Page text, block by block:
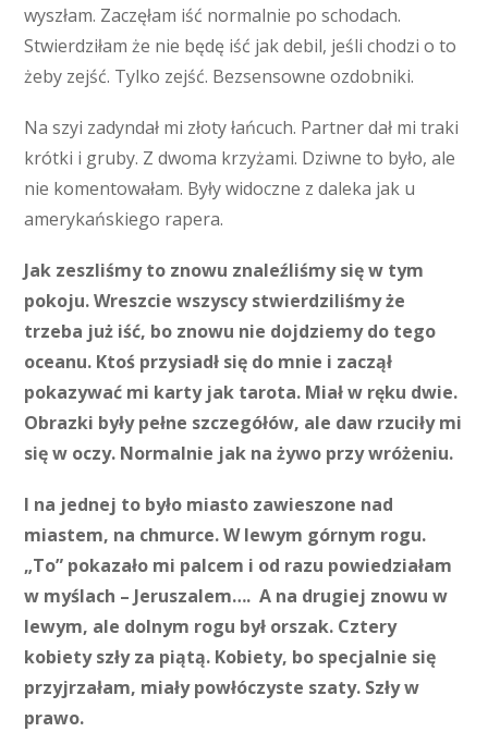
wyszłam. Zaczęłam iść normalnie po schodach.
Stwierdziłam że nie będę iść jak debil, jeśli chodzi o to
żeby zejść. Tylko zejść. Bezsensowne ozdobniki.
Na szyi zadyndał mi złoty łańcuch. Partner dał mi traki
krótki i gruby. Z dwoma krzyżami. Dziwne to było, ale
nie komentowałam. Były widoczne z daleka jak u
amerykańskiego rapera.
Jak zeszliśmy to znowu znaleźliśmy się w tym
pokoju. Wreszcie wszyscy stwierdziliśmy że
trzeba już iść, bo znowu nie dojdziemy do tego
oceanu. Ktoś przysiadł się do mnie i zaczął
pokazywać mi karty jak tarota. Miał w ręku dwie.
Obrazki były pełne szczegółów, ale daw rzuciły mi
się w oczy. Normalnie jak na żywo przy wróżeniu.
I na jednej to było miasto zawieszone nad
miastem, na chmurce. W lewym górnym rogu.
„To” pokazało mi palcem i od razu powiedziałam
w myślach – Jeruszalem…. A na drugiej znowu w
lewym, ale dolnym rogu był orszak. Cztery
kobiety szły za piątą. Kobiety, bo specjalnie się
przyjrzałam, miały powłóczyste szaty. Szły w
prawo.